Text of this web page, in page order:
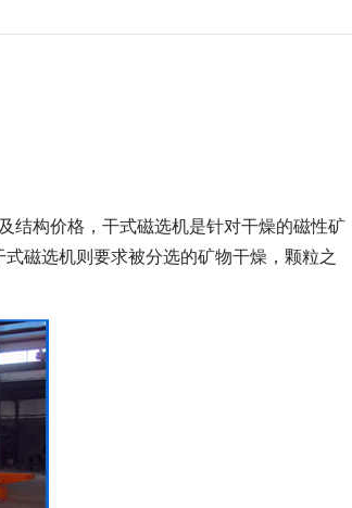
结构价格，干式磁选机是针对干燥的磁性矿
磁选机则要求被分选的矿物干燥，颗粒之